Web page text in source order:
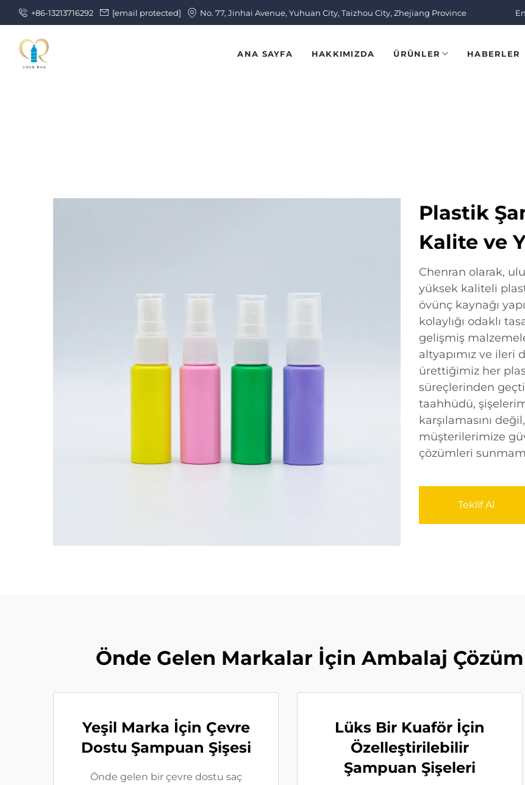
+86-13213716292 [email protected] No. 77, Jinhai Avenue, Yuhuan City, Taizhou City, Zhejiang Province
ANA SAYFA HAKKIMIZDA ÜRÜNLER HABERLER
Plastik
Kalite ve
Chenran olarak,
yüksek kaliteli
övünç kaynağı
kolaylığı odaklı
gelişmiş
altyapımız ve ileri
ürettiğimiz her
süreçlerinden
taahhüdü,
karşılamasını
müşterilerimize
çözümleri
Teklif Al
Önde Gelen Markalar İçin Ambalaj
Yeşil Marka İçin Çevre
Dostu Şampuan Şişesi
Önde gelen bir çevre dostu saç
Lüks Bir Kuaför İçin
Özelleştirilebilir
Şampuan Şişeleri